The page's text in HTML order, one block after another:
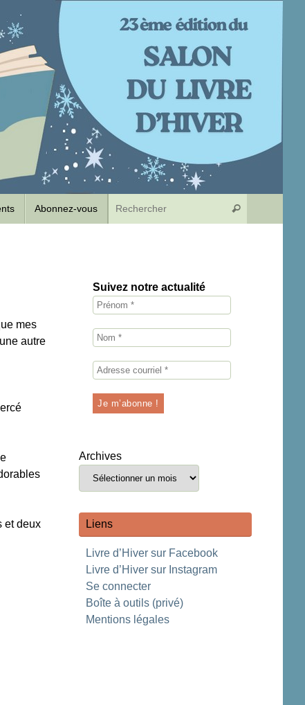
Abonnez-vous Rechercher
mes
autre
et deux
Suivez notre actualité
Archives
Liens
Livre d’Hiver sur Facebook
Livre d’Hiver sur Instagram
Se connecter
Boîte à outils (privé)
Mentions légales